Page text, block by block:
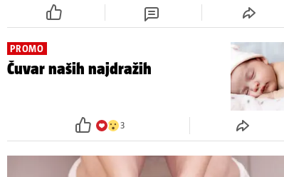
PROMO
Čuvar naših najdražih
3